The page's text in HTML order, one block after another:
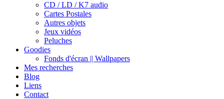
CD / LD / K7 audio
Cartes Postales
Autres objets
Jeux vidéos
Peluches
Goodies
Fonds d'écran || Wallpapers
Mes recherches
Blog
Liens
Contact